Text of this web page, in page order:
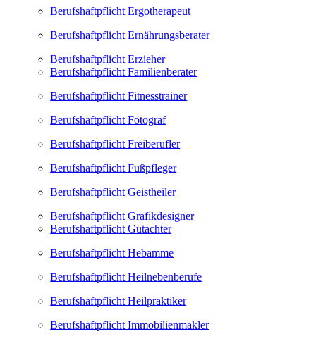
Berufshaftpflicht Ergotherapeut
Berufshaftpflicht Ernährungsberater
Berufshaftpflicht Erzieher
Berufshaftpflicht Familienberater
Berufshaftpflicht Fitnesstrainer
Berufshaftpflicht Fotograf
Berufshaftpflicht Freiberufler
Berufshaftpflicht Fußpfleger
Berufshaftpflicht Geistheiler
Berufshaftpflicht Grafikdesigner
Berufshaftpflicht Gutachter
Berufshaftpflicht Hebamme
Berufshaftpflicht Heilnebenberufe
Berufshaftpflicht Heilpraktiker
Berufshaftpflicht Immobilienmakler